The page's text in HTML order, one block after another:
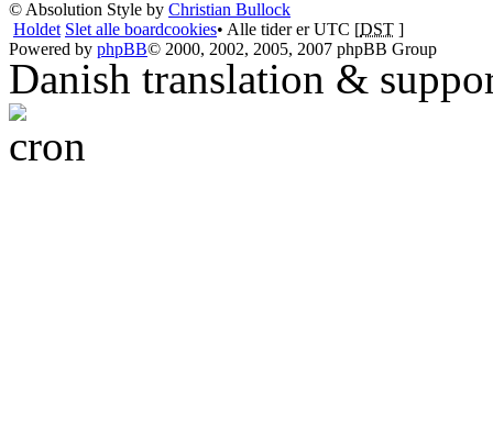
© Absolution Style by Christian Bullock
Holdet Slet alle boardcookies• Alle tider er UTC [DST ]
Powered by phpBB© 2000, 2002, 2005, 2007 phpBB Group
Danish translation &